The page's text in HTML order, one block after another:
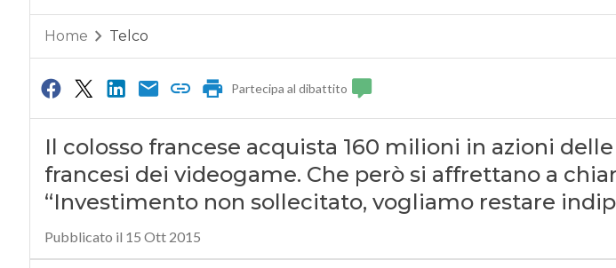
Home Telco
Partecipa al dibattito
Il colosso francese acquista 160 milioni in azioni
francesi dei videogame. Che però si affrettano a
“Investimento non sollecitato, vogliamo restare
Pubblicato il 15 Ott 2015